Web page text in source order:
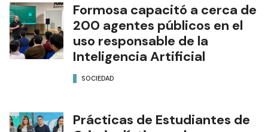
Formosa capacitó a cerca de
200 agentes públicos en el
uso responsable de la
Inteligencia Artificial
SOCIEDAD
Prácticas de Estudiantes de